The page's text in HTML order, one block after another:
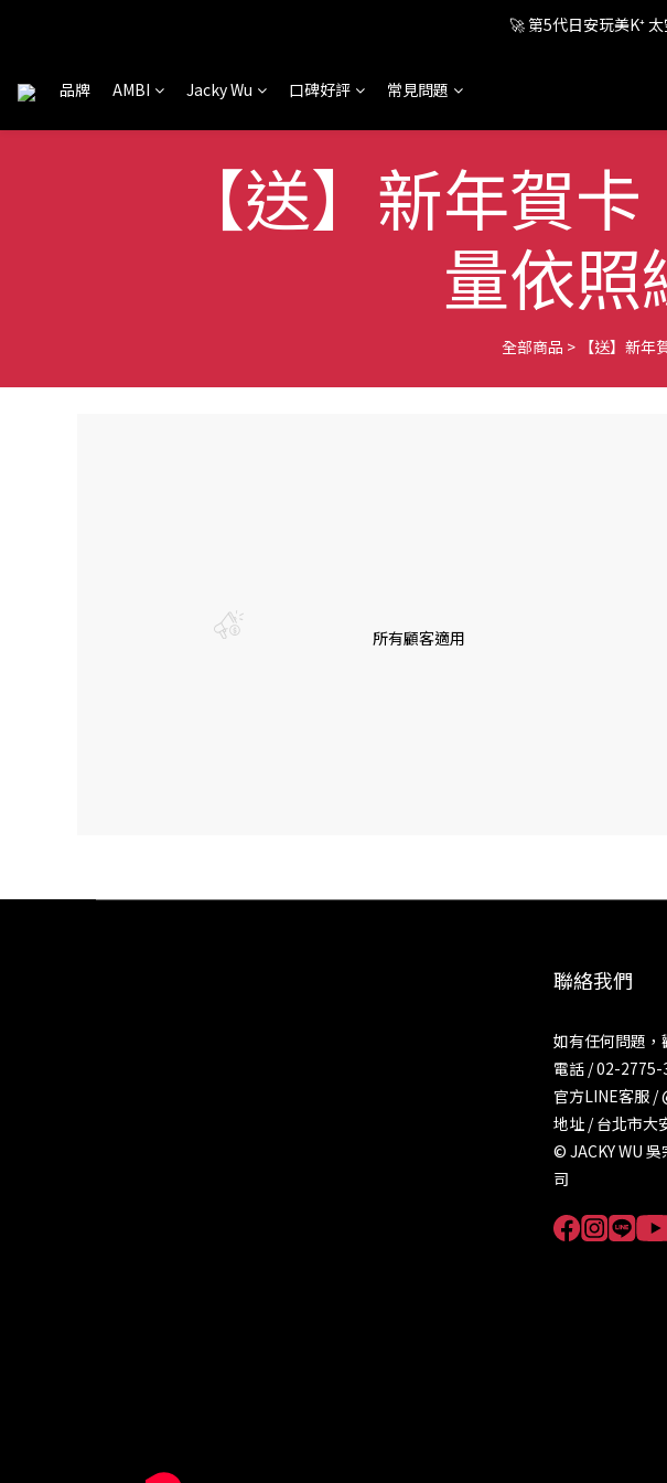
🚀 第5代日安玩美K⁺
🚀 第5代日安玩美K⁺
品牌 AMBI Jacky Wu 口碑好評 常見問題
【送】新年賀
量依照
全部商品 > 【送】新
所有顧客適用
聯絡我們
如有任何問題
電話 / 02-2775-
官方LINE客服 /
地址 / 台北市大
© JACKY WU
司